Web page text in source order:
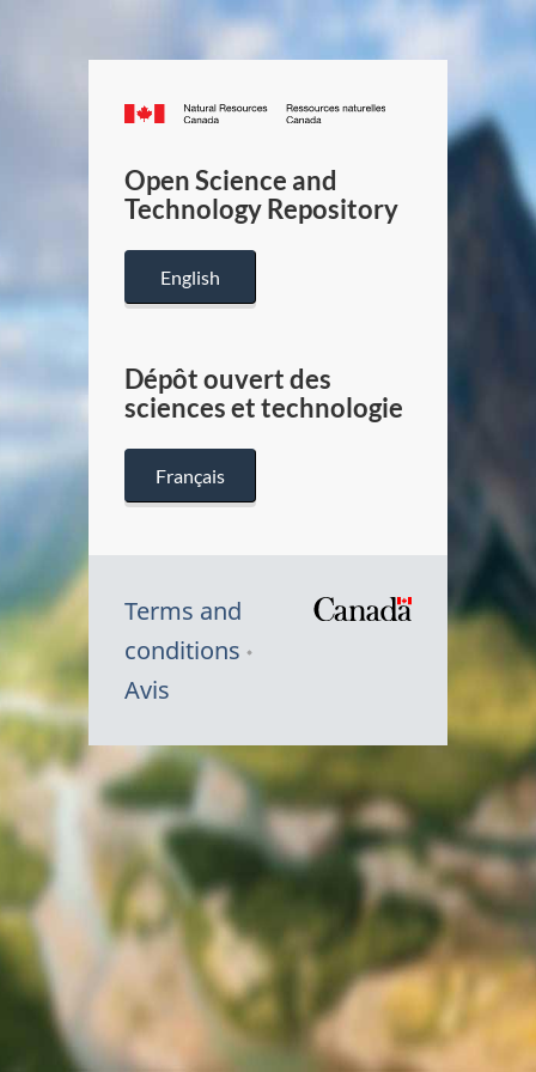
Canada.ca
/
Canada
Open Science and
Technology Repository
English
Dépôt ouvert des
sciences et technologie
Français
Terms and
conditions
Avis
Canada